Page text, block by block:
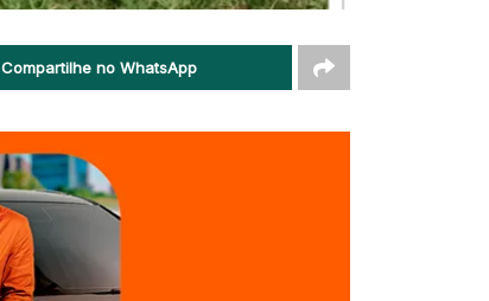
Compartilhe no WhatsApp